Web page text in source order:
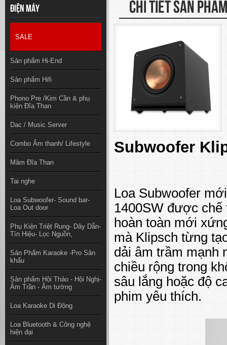
Điện máy
SALE
Sản phẩm Hi-End
Sản phẩm Hifi
Phono Pre /Kim Cần & phụ
kiện Đĩa Than
Dac / Music Server
Combo Âm thanh/ Lifestyle
Mâm Đĩa Than
Tai nghe
Loa Subwoofer- Sound bar-
Loa Out door
Phụ Kiện Triệt Rung- Dây Dẫn-
Tín Hiệu- Lọc Nguồn,
Sản Phẩm Karaoke -Pro Sân
khấu
Sản phẩm Hội Thảo - Hội Nghị-
Âm Trần - Âm tường
Loa Karaoke Di Động
Loa Bluetooth & Công nghệ
hiện đại
CHI TIẾT SẢN PHẨM
Subwoofer
Loa Subwoofer
1400SW được chế
hoàn toàn mới
mà Klipsch từng
dải âm trầm mạnh
chiều rộng trong
sâu lắng hoặc độ
phim yêu thích.